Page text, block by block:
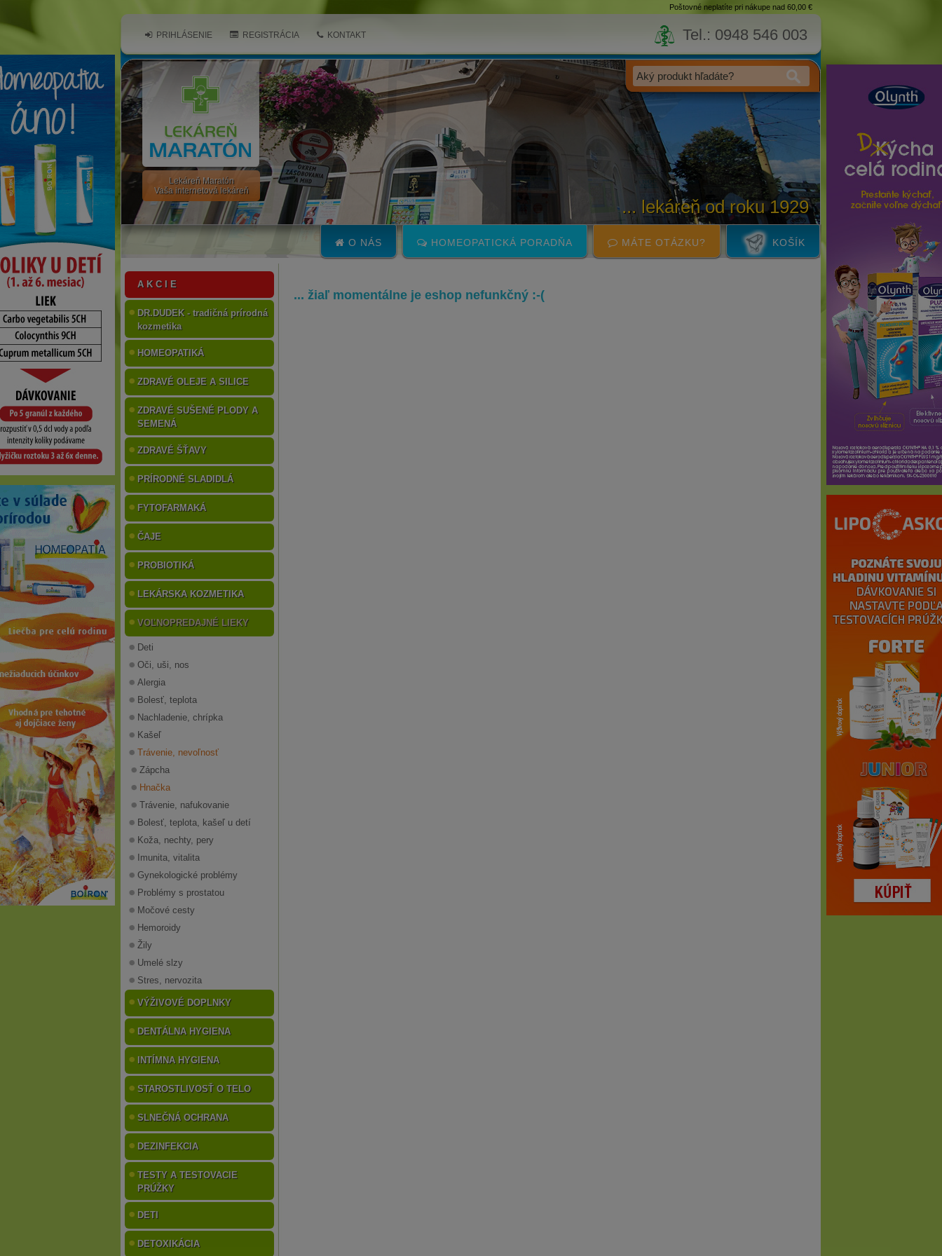
Lekáreň Maratón
Vaša internetová lekáreň
PRIHLÁSENIE REGISTRÁCIA KONTAKT
KOŠÍK
MÁTE OTÁZKU?
HOMEOPATICKÁ PORADŇA
O NÁS
Poštovné neplatíte pri nákupe nad 60,00 €
A K C I E
DR.DUDEK - tradičná prírodná
kozmetika
HOMEOPATIKÁ
ZDRAVÉ OLEJE A SILICE
ZDRAVÉ SUŠENÉ PLODY A
SEMENÁ
ZDRAVÉ ŠŤAVY
PRÍRODNÉ SLADIDLÁ
FYTOFARMAKÁ
ČAJE
PROBIOTIKÁ
LEKÁRSKA KOZMETIKA
VOĽNOPREDAJNÉ LIEKY
Deti
Oči, uši, nos
Alergia
Bolesť, teplota
Nachladenie, chrípka
Kašeľ
Trávenie, nevoľnosť
Zápcha
Hnačka
Trávenie, nafukovanie
Bolesť, teplota, kašeľ u detí
Koža, nechty, pery
Imunita, vitalita
Gynekologické problémy
Problémy s prostatou
Močové cesty
Hemoroidy
Žily
Umelé slzy
Stres, nervozita
VÝŽIVOVÉ DOPLNKY
DENTÁLNA HYGIENA
INTÍMNA HYGIENA
STAROSTLIVOSŤ O TELO
SLNEČNÁ OCHRANA
DEZINFEKCIA
TESTY A TESTOVACIE
PRÚŽKY
DETI
DETOXIKÁCIA
... žiaľ momentálne je eshop nefunkčný :-(
Tel.: 0948 546 003
... lekáreň od roku 1929